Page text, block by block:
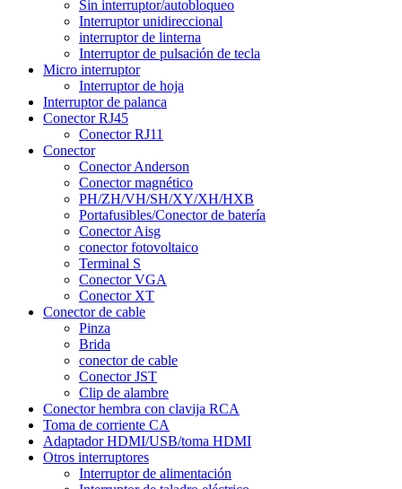
Sin interruptor/autobloqueo
Interruptor unidireccional
interruptor de linterna
Interruptor de pulsación de tecla
Micro interruptor
Interruptor de hoja
Interruptor de palanca
Conector RJ45
Conector RJ11
Conector
Conector Anderson
Conector magnético
PH/ZH/VH/SH/XY/XH/HXB
Portafusibles/Conector de batería
Conector Aisg
conector fotovoltaico
Terminal S
Conector VGA
Conector XT
Conector de cable
Pinza
Brida
conector de cable
Conector JST
Clip de alambre
Conector hembra con clavija RCA
Toma de corriente CA
Adaptador HDMI/USB/toma HDMI
Otros interruptores
Interruptor de alimentación